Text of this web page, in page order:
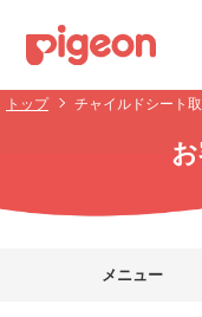
トップ チャイルドシート
メニュー